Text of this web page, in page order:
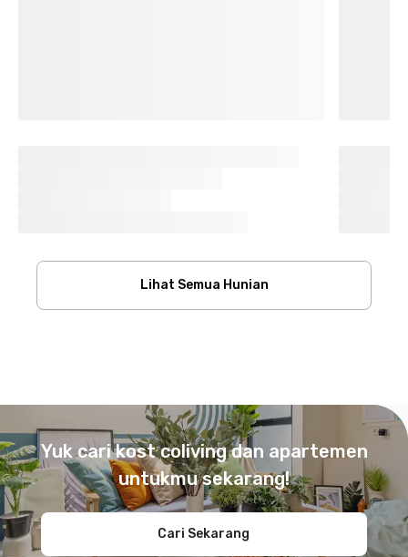
Lihat Semua Hunian
Yuk cari kost coliving dan apartemen
untukmu sekarang!
Cari Sekarang